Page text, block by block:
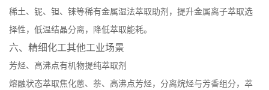
稀土、铌、钽、铼等稀有金属湿法萃取助剂，提升金属离子萃取选
择性，低温结晶分离，降低萃取能耗。
六、精细化工其他工业场景
芳烃、高沸点有机物提纯萃取剂
熔融状态萃取焦化蒽、萘、高沸点芳烃，分离烷烃与芳香组分，萃